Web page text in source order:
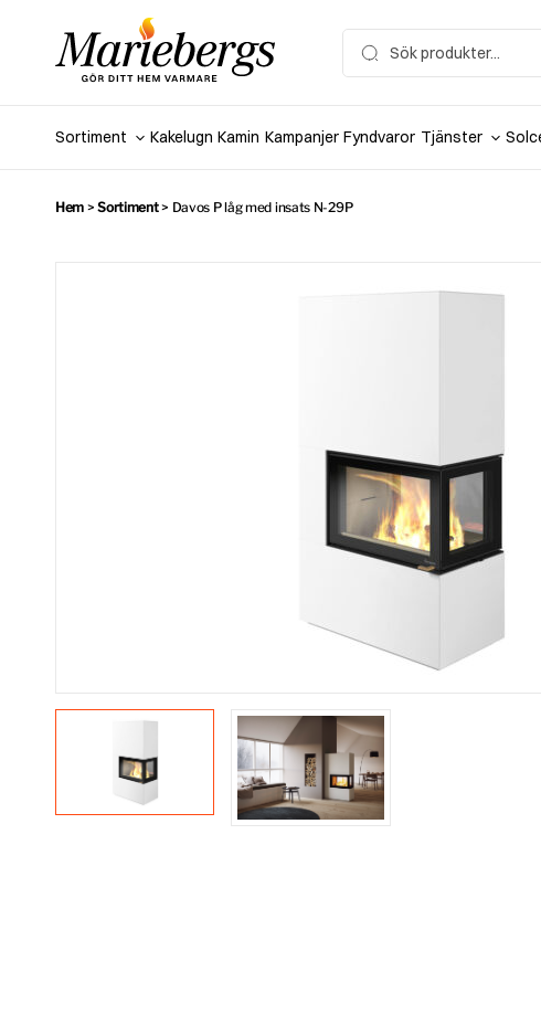
for:
Sortiment Kakelugn Kamin Kampanjer Fyndvaror Tjänster
Hem >Sortiment> Davos P låg med insats N-29P